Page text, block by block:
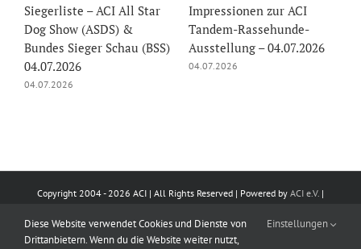
Impressionen zur ACI
Tandem-Rassehunde-
Ausstellung – 04.07.2026
04.07.2026
Tagesablaufplan für die
Internationale Tandem-
Rassehunde-Ausstellung
04.07. & 05.07.2026
Copyright 2004 -2026 ACI | All Rights Reserved | Powered by ACI e.V. |
E- FacebookInstagram
X PinterestLinkedIn
Diese Website verwendet Cookies und Dienste von
Drittanbietern. Wenn du die Website weiter nutzt,
Einstellungen